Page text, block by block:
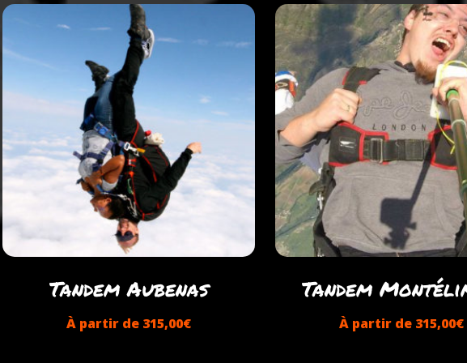
Tandem Aubenas
À partir de 315,00€
Tandem
À partir de 315,00€